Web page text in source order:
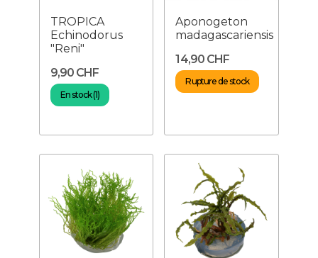
TROPICA
Echinodorus
"Reni"
9,90 CHF
En stock (1)
Aponogeton
madagascariensis
14,90 CHF
Rupture de stock